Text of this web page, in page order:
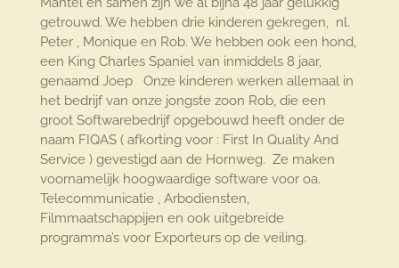
getrouwd. We hebben drie kinderen gekregen, nl.
Peter , Monique en Rob. We hebben ook een hond,
een King Charles Spaniel van inmiddels 8 jaar,
genaamd Joep Onze kinderen werken allemaal in
het bedrijf van onze jongste zoon Rob, die een
groot Softwarebedrijf opgebouwd heeft onder de
naam FIQAS ( afkorting voor : First In Quality And
Service ) gevestigd aan de Hornweg. Ze maken
voornamelijk hoogwaardige software voor oa.
Telecommunicatie , Arbodiensten,
Filmmaatschappijen en ook uitgebreide
programma’s voor Exporteurs op de veiling.